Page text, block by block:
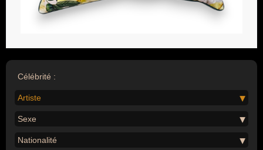
Célébrité :
Artiste
Sexe
Nationalité